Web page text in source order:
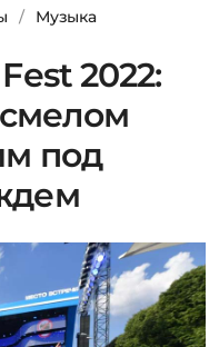
Музыка
2022:
под